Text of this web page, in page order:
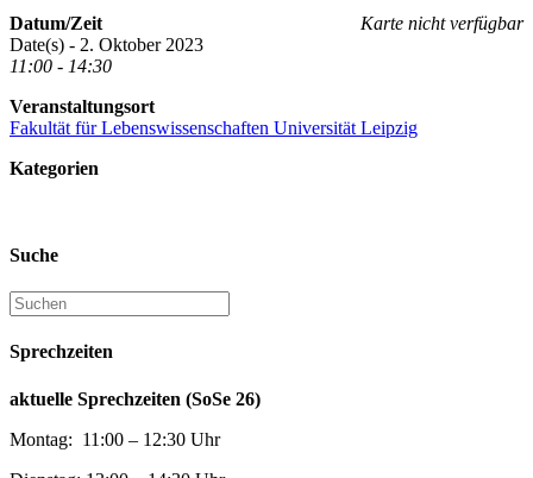
Karte nicht verfügbar
Datum/Zeit
Date(s) - 2. Oktober 2023
11:00 - 14:30
Veranstaltungsort
Fakultät für Lebenswissenschaften Universität Leipzig
Kategorien
Suche
Sprechzeiten
aktuelle Sprechzeiten (SoSe 26)
Montag: 11:00 – 12:30 Uhr